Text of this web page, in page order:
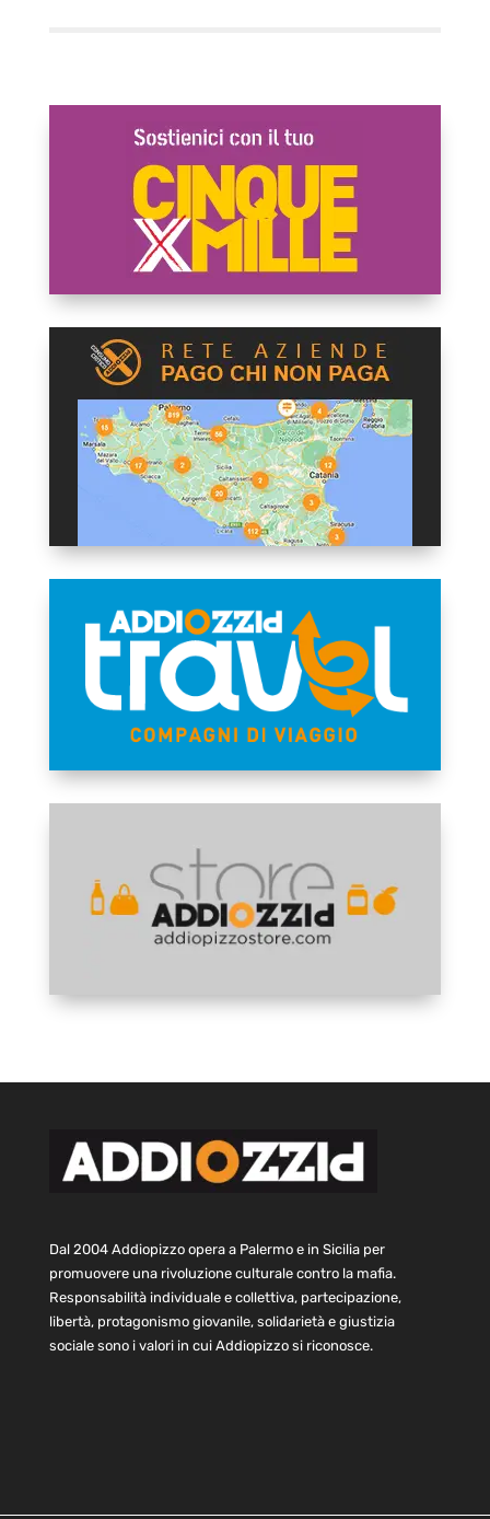
Dal 2004 Addiopizzo opera a Palermo e in Sicilia per
promuovere una rivoluzione culturale contro la mafia.
Responsabilità individuale e collettiva, partecipazione,
libertà, protagonismo giovanile, solidarietà e giustizia
sociale sono i valori in cui Addiopizzo si riconosce.